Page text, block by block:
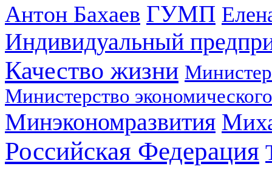
Антон Бахаев ГУМП
Индивидуальный
Качество жизни
Министерство
Минэкономразвития
Российская Федерация